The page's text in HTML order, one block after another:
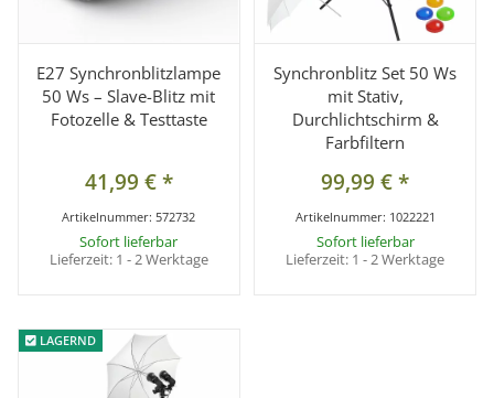
E27 Synchronblitzlampe
50 Ws – Slave-Blitz mit
Fotozelle & Testtaste
41,99 €*
Artikelnummer: 572732
Sofort lieferbar
Lieferzeit: 1 - 2 Werktage
Synchronblitz Set 50 Ws
mit Stativ,
Durchlichtschirm &
Farbfiltern
99,99 €*
Artikelnummer: 1022221
Sofort lieferbar
Lieferzeit: 1 - 2 Werktage
LAGERND
LAGERND